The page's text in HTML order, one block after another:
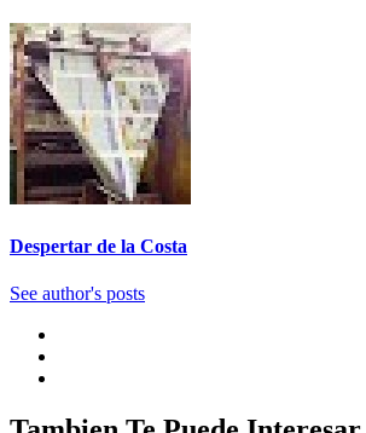
Despertar de la Costa
See author's posts